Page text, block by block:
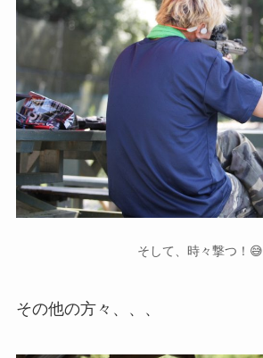
そして、時々撃つ！😅
その他の方々、、、